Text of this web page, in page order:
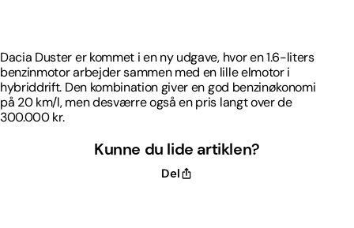
Dacia Duster er kommet i en ny udgave, hvor en 1.6-liters
benzinmotor arbejder sammen med en lille elmotor i
hybriddrift. Den kombination giver en god benzinøkonomi
på 20 km/l, men desværre også en pris langt over de
300.000 kr.
Kunne du lide artiklen?
Del